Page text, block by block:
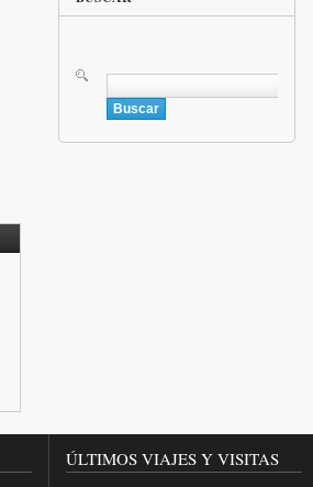
Buscar
ÚLTIMOS VIAJES Y VISITAS